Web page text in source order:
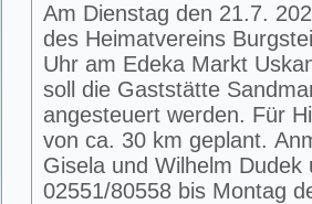
Am Dienstag den 21.7.
des Heimatvereins
Uhr am Edeka Markt
soll die Gaststätte
angesteuert werden. Für
von ca. 30 km geplant.
Gisela und Wilhelm
02551/80558 bis Montag